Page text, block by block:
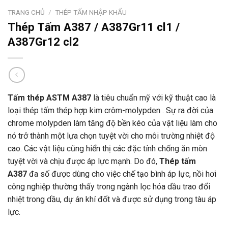
TRANG CHỦ / THÉP TẤM NHẬP KHẨU
Thép Tấm A387 / A387Gr11 cl1 /
A387Gr12 cl2
Tấm thép ASTM A387 là tiêu chuẩn mỹ với kỹ thuật cao là
loại thép tấm thép hợp kim crôm-molypden . Sự ra đời của
chrome molypden làm tăng độ bền kéo của vật liệu làm cho
nó trở thành một lựa chọn tuyệt vời cho môi trường nhiệt độ
cao. Các vật liệu cũng hiển thị các đặc tính chống ăn mòn
tuyệt vời và chịu được áp lực mạnh. Do đó, Thép tấm
A387 đa số được dùng cho việc chế tạo bình áp lực, nồi hơi
công nghiệp thường thấy trong ngành lọc hóa dầu trao đổi
nhiệt trong dầu, dự án khí đốt và được sử dụng trong tàu áp
lực.